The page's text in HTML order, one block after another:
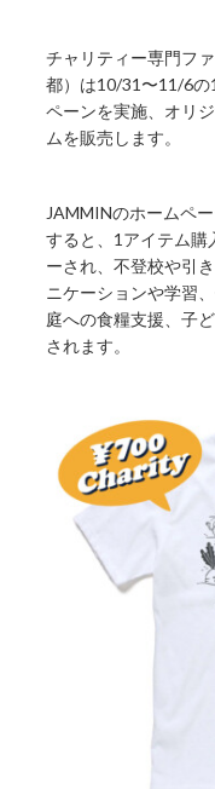
チャリティー専門フ
都）は10/31〜11/6の
ペーンを実施、オリ
ムを販売します。
JAMMINのホームペ
すると、1アイテム購
ーされ、不登校や引
ニケーションや学習
庭への食糧支援、子
されます。